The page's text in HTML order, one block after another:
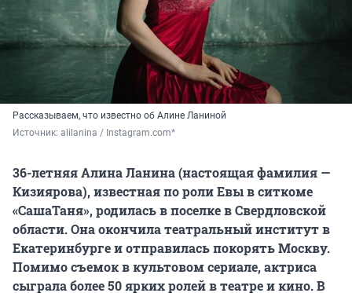
Рассказываем, что известно об Алине Ланиной
Источник: alilanina / Instagram.com*
36-летняя Алина Ланина (настоящая фамилия —
Кизиярова), известная по роли Евы в ситкоме
«СашаТаня», родилась в поселке в Свердловской
области. Она окончила театральный институт в
Екатеринбурге и отправилась покорять Москву.
Помимо съемок в культовом сериале, актриса
сыграла более 50 ярких ролей в театре и кино. В